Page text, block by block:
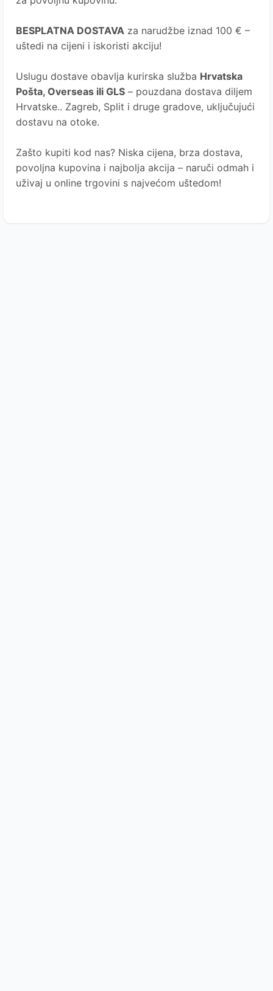
BESPLATNA DOSTAVA za narudžbe iznad 100 € –
uštedi na cijeni i iskoristi akciju!
Uslugu dostave obavlja kurirska služba Hrvatska
Pošta, Overseas ili GLS – pouzdana dostava diljem
Hrvatske.. Zagreb, Split i druge gradove, uključujući
dostavu na otoke.
Zašto kupiti kod nas? Niska cijena, brza dostava,
povoljna kupovina i najbolja akcija – naruči odmah i
uživaj u online trgovini s najvećom uštedom!